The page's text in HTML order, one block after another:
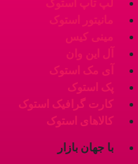
پک استوک
کارت گرافیک استوک
کالاهای استوک
با جهان بازار